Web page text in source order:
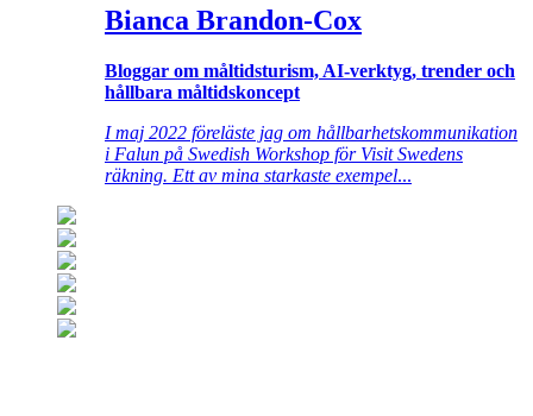
Bianca Brandon-Cox
Bloggar om måltidsturism, AI-verktyg, trender och
hållbara måltidskoncept
I maj 2022 föreläste jag om hållbarhetskommunikation
i Falun på Swedish Workshop för Visit Swedens
räkning. Ett av mina starkaste exempel...